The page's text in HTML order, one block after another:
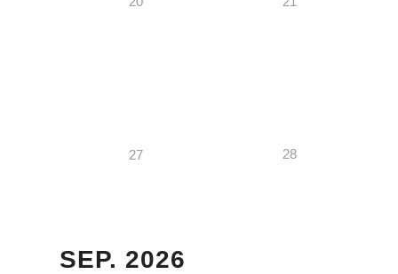
27 28
SEP. 2026